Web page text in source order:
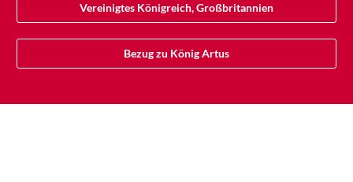
Vereinigtes Königreich, Großbritannien
Bezug zu König Artus